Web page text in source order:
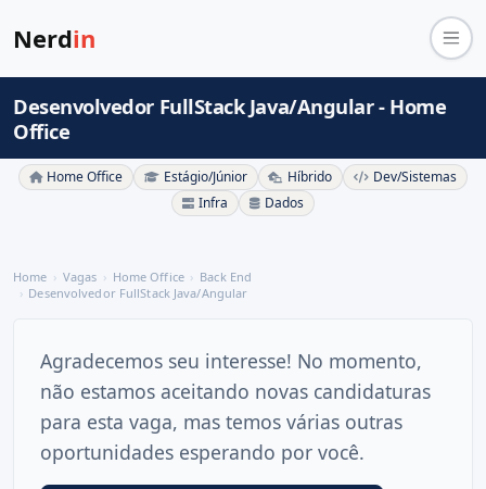
Nerdin
Desenvolvedor FullStack Java/Angular - Home
Office
Home Office Estágio/Júnior Híbrido
Dev/Sistemas
Infra
Dados
Home Vagas Home Office
Back End
Desenvolvedor FullStack Java/Angular
Agradecemos seu interesse! No momento,
não estamos aceitando novas candidaturas
para esta vaga, mas temos várias outras
oportunidades esperando por você.